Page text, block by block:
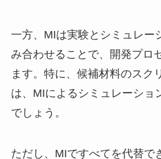
一方、MIは実験とシミュレー
み合わせることで、開発プロ
ます。特に、候補材料のスク
は、MIによるシミュレーショ
でしょう。
ただし、MIですべてを代替で